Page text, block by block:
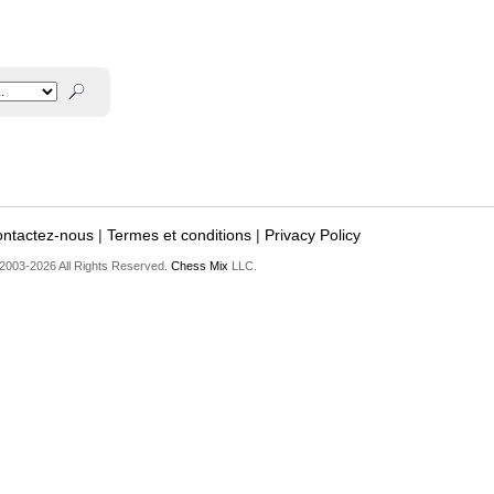
nous| Termes et conditions| Privacy Policy
2026 All Rights Reserved. Chess Mix LLC.